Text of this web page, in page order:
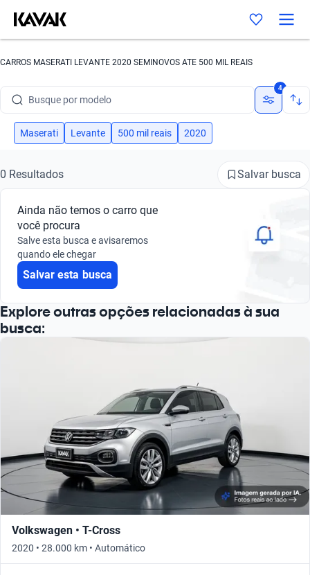
CARROS MASERATI LEVANTE 2020 SEMINOVOS ATE 500 MIL REAIS
Busque por modelo
Busque por versão
Busque por marca
Busque por modelo
Busque por versão
4
Maserati Levante 500 mil reais 2020
0 Resultados Salvar busca
Ainda não temos o carro que
você procura
Salve esta busca e avisaremos
quando ele chegar
Salvar esta busca
Explore outras opções relacionadas à sua
busca:
Volkswagen • T-Cross
2020 • 28.000 km • Automático